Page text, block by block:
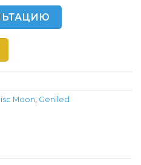
Moon Geniled